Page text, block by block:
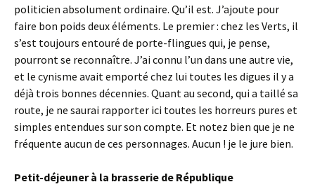
politicien absolument ordinaire. Qu’il est. J’ajoute pour
faire bon poids deux éléments. Le premier : chez les Verts, il
s’est toujours entouré de porte-flingues qui, je pense,
pourront se reconnaître. J’ai connu l’un dans une autre vie,
et le cynisme avait emporté chez lui toutes les digues il y a
déjà trois bonnes décennies. Quant au second, qui a taillé sa
route, je ne saurai rapporter ici toutes les horreurs pures et
simples entendues sur son compte. Et notez bien que je ne
fréquente aucun de ces personnages. Aucun ! je le jure bien.
Petit-déjeuner à la brasserie de République